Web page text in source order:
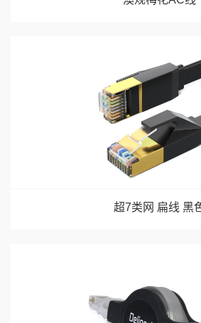
超7类网 扁线 黑